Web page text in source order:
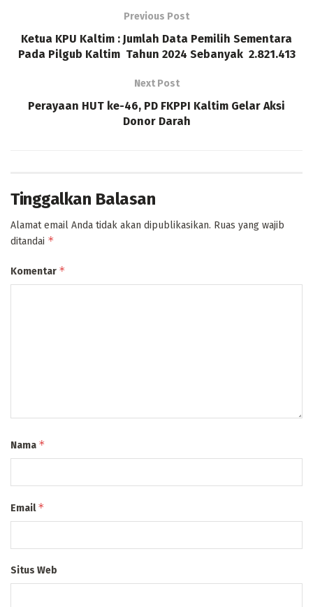
Previous Post
Ketua KPU Kaltim : Jumlah Data Pemilih Sementara
Pada Pilgub Kaltim Tahun 2024 Sebanyak 2.821.413
Next Post
Perayaan HUT ke-46, PD FKPPI Kaltim Gelar Aksi
Donor Darah
Tinggalkan Balasan
Alamat email Anda tidak akan dipublikasikan. Ruas yang wajib
ditandai *
Komentar *
Nama *
Email*
Situs Web